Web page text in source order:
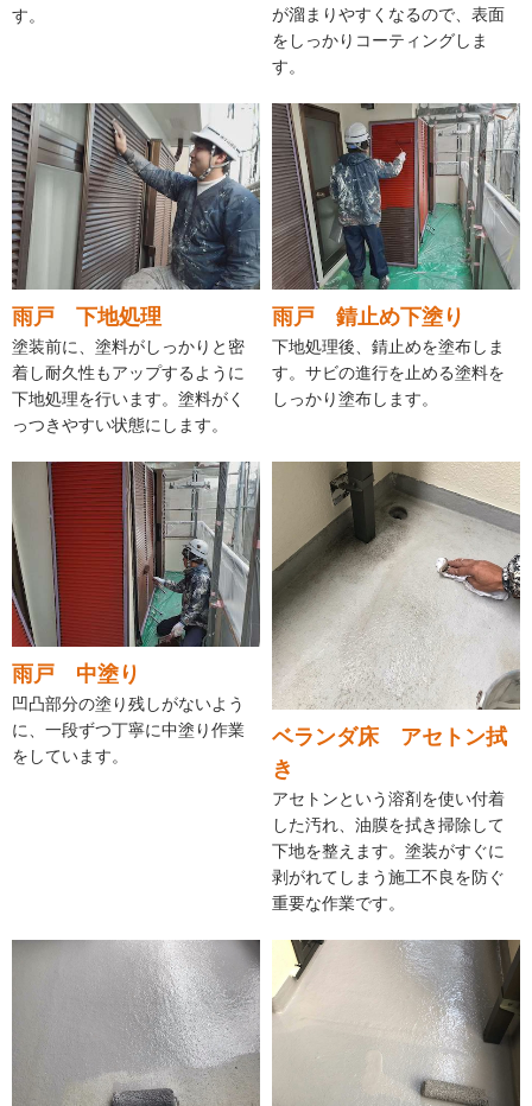
す。
が溜まりやすくなるので、表面
をしっかりコーティングしま
す。
雨戸 下地処理
塗装前に、塗料がしっかりと密
着し耐久性もアップするように
下地処理を行います。塗料がく
っつきやすい状態にします。
雨戸 錆止め下塗り
下地処理後、錆止めを塗布しま
す。サビの進行を止める塗料を
しっかり塗布します。
雨戸 中塗り
凹凸部分の塗り残しがないよう
に、一段ずつ丁寧に中塗り作業
をしています。
ベランダ床 アセトン拭
き
アセトンという溶剤を使い付着
した汚れ、油膜を拭き掃除して
下地を整えます。塗装がすぐに
剥がれてしまう施工不良を防ぐ
重要な作業です。